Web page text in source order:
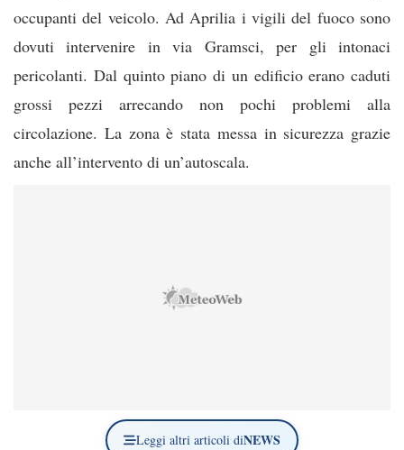
occupanti del veicolo. Ad Aprilia i vigili del fuoco sono
dovuti intervenire in via Gramsci, per gli intonaci
pericolanti. Dal quinto piano di un edificio erano caduti
grossi pezzi arrecando non pochi problemi alla
circolazione. La zona è stata messa in sicurezza grazie
anche all’intervento di un’autoscala.
Leggi altri articoli diNEWS